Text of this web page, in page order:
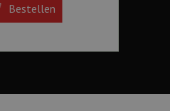
Bestellen